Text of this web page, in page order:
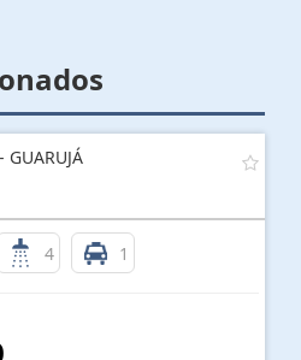
GUARUJÁ
4 1